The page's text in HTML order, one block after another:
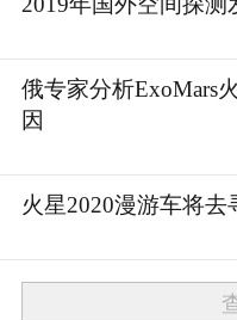
俄专家分析ExoMars
因
火星2020漫游车将去